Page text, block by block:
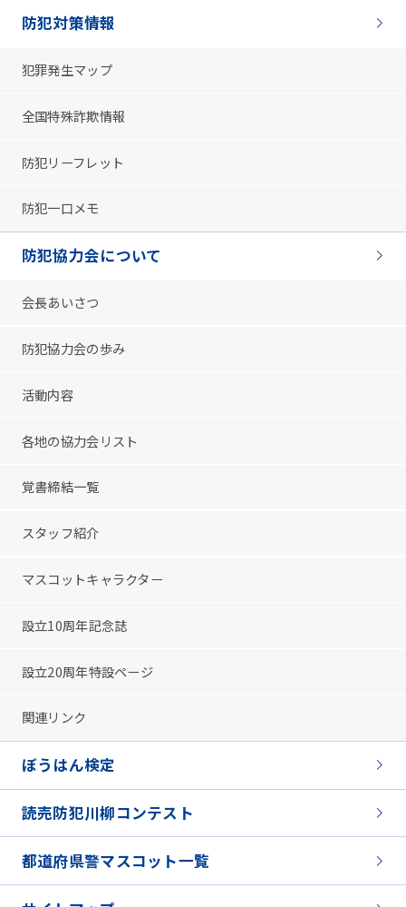
防犯対策情報
犯罪発生マップ
全国特殊詐欺情報
防犯リーフレット
防犯一口メモ
防犯協力会について
会長あいさつ
防犯協力会の歩み
活動内容
各地の協力会リスト
覚書締結一覧
スタッフ紹介
マスコットキャラクター
設立10周年記念誌
設立20周年特設ページ
関連リンク
ぼうはん検定
読売防犯川柳コンテスト
都道府県警マスコット一覧